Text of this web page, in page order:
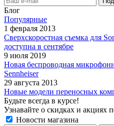
Блог
Популярные
1 февраля 2013
Сверхскоростная съемка для
доступна в сентябре
9 июля 2019
Новая беспроводная
Sennheiser
29 августа 2013
Новые модели переносных
Будьте всегда в курсе!
Узнавайте о скидках и акциях
Новости магазина